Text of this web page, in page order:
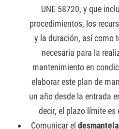
UNE 58720, y que
procedimientos, los
y la duración, así como
necesaria para la
mantenimiento en
elaborar este plan de
un año desde la entrada
decir, el plazo límite
Comunicar el